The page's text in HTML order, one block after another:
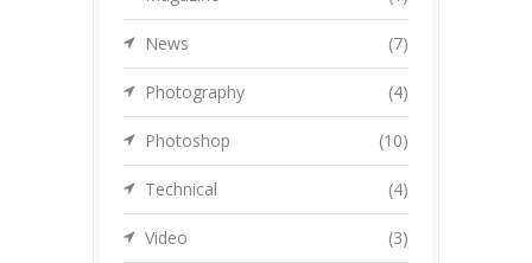
News (7)
Photography (4)
Photoshop (10)
Technical (4)
Video (3)